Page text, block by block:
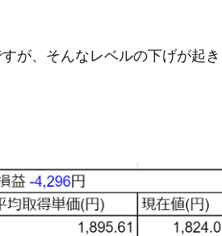
が、そんなレベルの下げが起き